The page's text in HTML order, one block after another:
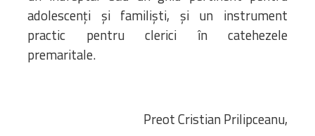
adolescenți și familiști, și un instrument
practic pentru clerici în catehezele
premaritale.
Preot Cristian Prilipceanu,